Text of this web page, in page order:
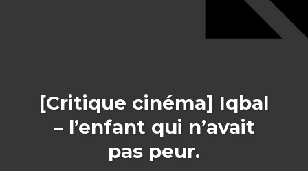
[Critique cinéma] Iqbal
– l’enfant qui n’avait
pas peur.